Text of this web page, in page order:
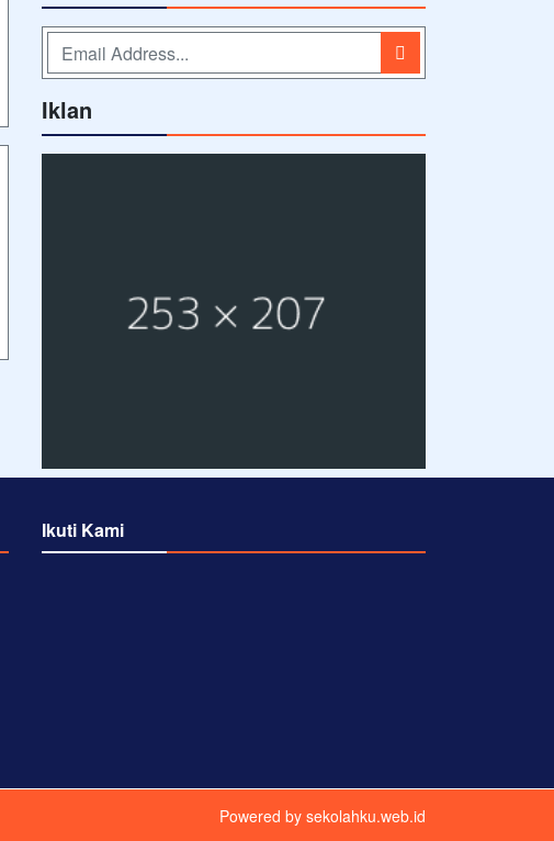
Iklan
Ikuti Kami
Powered by sekolahku.web.id